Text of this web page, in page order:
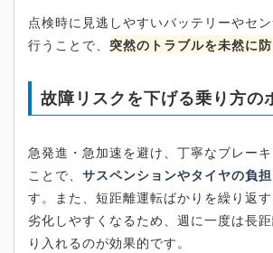
点検時に見逃しやすいバッテリーやセ
行うことで、 突然のトラブルを未然に
故障リスクを下げる乗り方の
急発進・急加速を避け、丁寧なブレー
ことで、 サスペンションやタイヤの負
す。また、短距離運転ばかりを繰り返
劣化しやすくなるため、週に一度は長
り入れるのが効果的です。